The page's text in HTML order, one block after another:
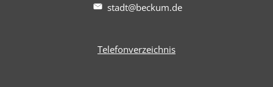
stadt@beckum.de
Telefonverzeichnis